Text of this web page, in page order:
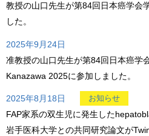
教授の山口先生が第84回日本癌学会
した。
2025年9月24日
准教授の山口先生が第84回日本癌学
Kanazawa 2025に参加しました。
2025年8月18日 お知らせ
FAP家系の双生児に発生した
岩手医科大学との共同研究論文が